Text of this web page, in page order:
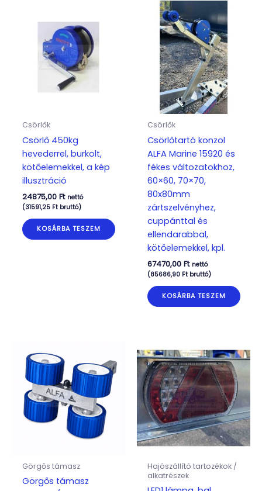
Csörlők
Csörlő 450kg
hevederrel, burkolt,
kötőelemekkel, a kép
illusztráció
24875,00 Ft nettó
(31591,25 Ftbruttó)
KOSÁRBA TESZEM
Csörlők
Csörlőtartó konzol
ALFA Marine 15920 és
fékes változatokhoz,
60×60, 70×70,
80x80mm
zártszelvényhez,
cuppánttal és
ellendarabbal,
kötőelemekkel, kpl.
67470,00 Ft nettó
(85686,90 Ftbruttó)
KOSÁRBA TESZEM
Görgős támasz
Görgős támasz
Hajószállító tartozékok /
alkatrészek